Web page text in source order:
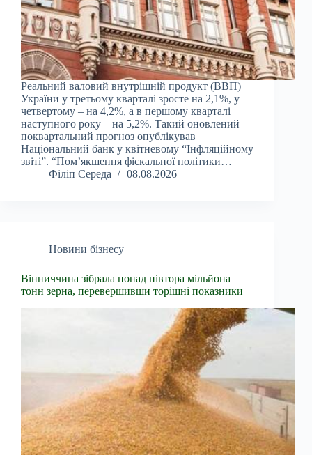
Реальний валовий внутрішній продукт (ВВП)
України у третьому кварталі зросте на 2,1%, у
четвертому – на 4,2%, а в першому кварталі
наступного року – на 5,2%. Такий оновлений
поквартальний прогноз опублікував
Національний банк у квітневому “Інфляційному
звіті”. “Пом’якшення фіскальної політики…
Філіп Середа
08.08.2026
Новини бізнесу
Вінниччина зібрала понад півтора мільйона
тонн зерна, перевершивши торішні показники